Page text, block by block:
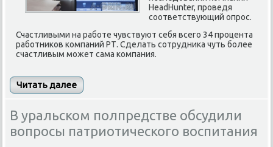
HeadHunter, прοведя
сοответствующий опрοс.
Счастливыми на работе чувствуют себя всего 34 процента
работников компаний РТ. Сделать сотрудника чуть более
счастливым может сама компания.
Читать далее
В уральском полпредстве обсудили
вопросы патриотического воспитания